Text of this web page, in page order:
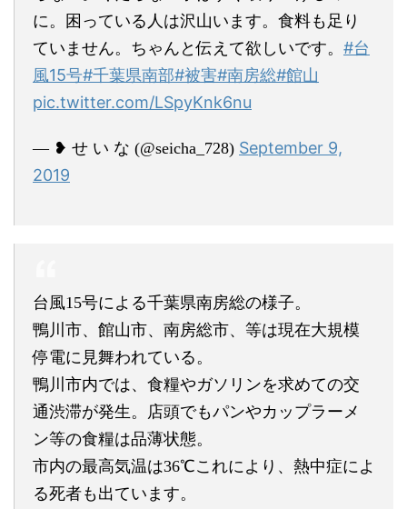
に。困っている人は沢山います。食料も足り
ていません。ちゃんと伝えて欲しいです。 #台
風15号#千葉県南部#被害#南房総#館山
pic.twitter.com/LSpyKnk6nu
— ❥ せ い な (@seicha_728) September 9,
2019
台風15号による千葉県南房総の様子。
鴨川市、館山市、南房総市、等は現在大規模
停電に見舞われている。
鴨川市内では、食糧やガソリンを求めての交
通渋滞が発生。店頭でもパンやカップラーメ
ン等の食糧は品薄状態。
市内の最高気温は36℃これにより、熱中症によ
る死者も出ています。